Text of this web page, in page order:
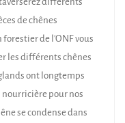
de chênes
de l'ONF vous
les différents chênes
ont longtemps
pour nos
se condense dans